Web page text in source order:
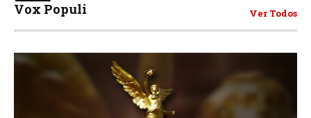
Vox Populi Ver Todos